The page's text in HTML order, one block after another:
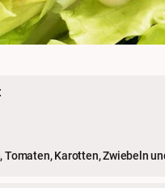
Tomaten, Karotten, Zwiebeln